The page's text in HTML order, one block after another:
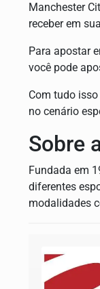
Manchester
receber em
Para apostar
você pode
Com tudo
no cenário
Sobre
Fundada em
diferentes
modalidades